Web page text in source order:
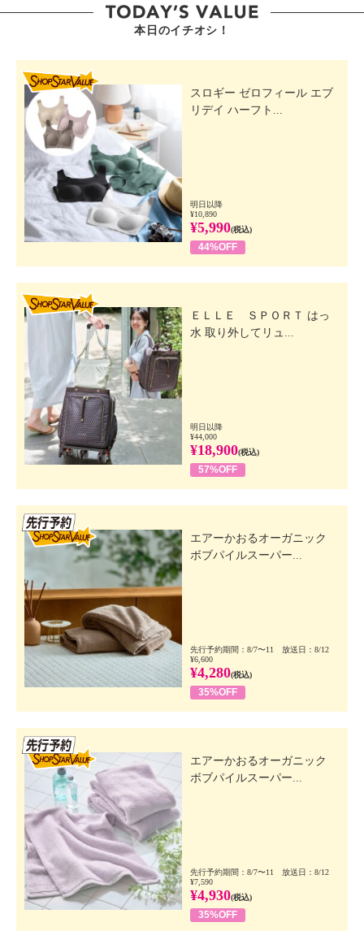
本日のイチオシ！
スロギー ゼロフィール エブ
リデイ ハーフト...
明日以降
¥10,890
¥5,990(税込)
44%OFF
ＥＬＬＥ ＳＰＯＲＴ はっ
水 取り外してリュ...
明日以降
¥44,000
¥18,900(税込)
57%OFF
エアーかおるオーガニック
ボブパイルスーパー...
先行予約期間：8/7〜11 放送日：8/12
¥6,600
¥4,280(税込)
35%OFF
エアーかおるオーガニック
ボブパイルスーパー...
先行予約期間：8/7〜11 放送日：8/12
¥7,590
¥4,930(税込)
35%OFF